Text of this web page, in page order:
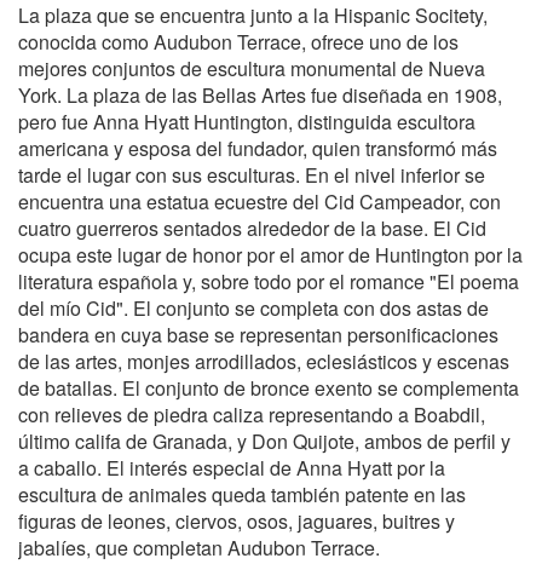
La plaza que se encuentra junto a la Hispanic Socitety,
conocida como Audubon Terrace, ofrece uno de los
mejores conjuntos de escultura monumental de Nueva
York. La plaza de las Bellas Artes fue diseñada en 1908,
pero fue Anna Hyatt Huntington, distinguida escultora
americana y esposa del fundador, quien transformó más
tarde el lugar con sus esculturas. En el nivel inferior se
encuentra una estatua ecuestre del Cid Campeador, con
cuatro guerreros sentados alrededor de la base. El Cid
ocupa este lugar de honor por el amor de Huntington por la
literatura española y, sobre todo por el romance "El poema
del mío Cid". El conjunto se completa con dos astas de
bandera en cuya base se representan personificaciones
de las artes, monjes arrodillados, eclesiásticos y escenas
de batallas. El conjunto de bronce exento se complementa
con relieves de piedra caliza representando a Boabdil,
último califa de Granada, y Don Quijote, ambos de perfil y
a caballo. El interés especial de Anna Hyatt por la
escultura de animales queda también patente en las
figuras de leones, ciervos, osos, jaguares, buitres y
jabalíes, que completan Audubon Terrace.